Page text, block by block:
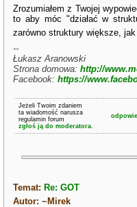
Zrozumiałem z Twojej
to aby móc "działać w
zarówno struktury większe,
--
Łukasz Aranowski
Strona domowa:http://
Facebook:https://
Jeżeli Twoim zdaniem
ta wiadomość narusza
regulamin forum
zgłoś ją do moderatora.
Temat: Re: GOT
Autor: ~Mirek